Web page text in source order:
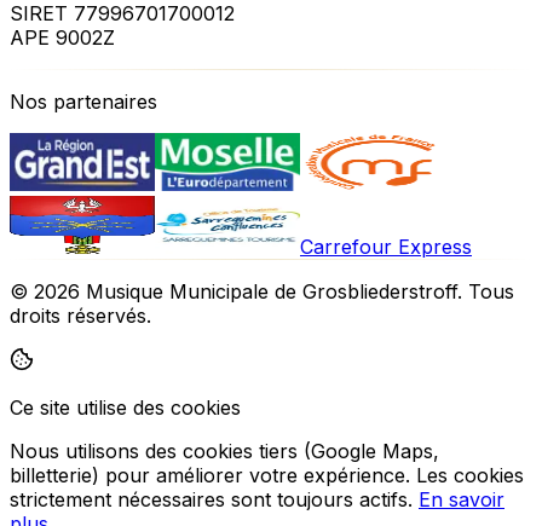
SIRET 77996701700012
APE 9002Z
Nos partenaires
Carrefour Express
© 2026 Musique Municipale de Grosbliederstroff. Tous
droits réservés.
Ce site utilise des cookies
Nous utilisons des cookies tiers (Google Maps,
billetterie) pour améliorer votre expérience. Les cookies
strictement nécessaires sont toujours actifs. En savoir